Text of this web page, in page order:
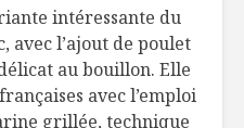
intéressante du
avec l’ajout de poulet
au bouillon. Elle
avec l’emploi
grillée, technique
lentilles